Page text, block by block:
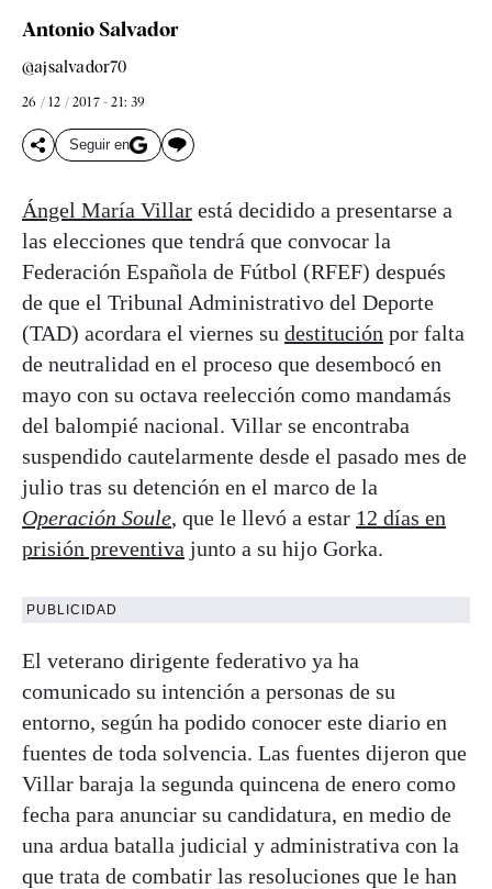
Antonio Salvador
@ajsalvador70
26 / 12 / 2017 - 21: 39
Seguir en
Ángel María Villar está decidido a presentarse a
las elecciones que tendrá que convocar la
Federación Española de Fútbol (RFEF) después
de que el Tribunal Administrativo del Deporte
(TAD) acordara el viernes su destitución por falta
de neutralidad en el proceso que desembocó en
mayo con su octava reelección como mandamás
del balompié nacional. Villar se encontraba
suspendido cautelarmente desde el pasado mes de
julio tras su detención en el marco de la
Operación Soule, que le llevó a estar 12 días en
prisión preventiva junto a su hijo Gorka.
PUBLICIDAD
El veterano dirigente federativo ya ha
comunicado su intención a personas de su
entorno, según ha podido conocer este diario en
fuentes de toda solvencia. Las fuentes dijeron que
Villar baraja la segunda quincena de enero como
fecha para anunciar su candidatura, en medio de
una ardua batalla judicial y administrativa con la
que trata de combatir las resoluciones que le han